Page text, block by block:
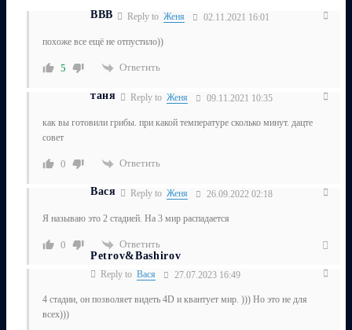
ВВВ Reply toЖеня 02.11.2021 16:01
похоже все ещё не отпустило))
5 Ответить
таня Reply to Женя 09.11.2021 10:35
как вы готовили грибы. при какой температуре сколько минут. дацте
совет
0 Ответить
Вася Reply to Женя 26.09.2022 02:18
Я называю это 2 стадией. На 3 мир распадается
0
Ответить
Petrov&Bashirov
Reply to Вася 27.07.2023 16:49
4 стадии, он позволяет видеть 4D и квантует мир. ))) Но это не для
всех)))